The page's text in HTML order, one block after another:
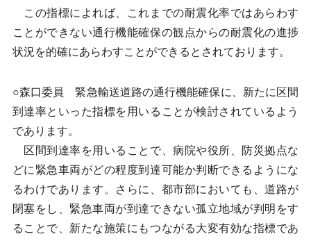
この指標によれば、これまでの耐震化率ではあらわす
ことができない通行機能確保の観点からの耐震化の進捗
状況を的確にあらわすことができるとされております。
○森口委員 緊急輸送道路の通行機能確保に、新たに区間
到達率といった指標を用いることが検討されているよう
であります。
区間到達率を用いることで、病院や役所、防災拠点な
どに緊急車両がどの程度到達可能か判断できるようにな
るわけであります。さらに、都市部においても、道路が
閉塞をし、緊急車両が到達できない孤立地域が判明をす
ることで、新たな施策にもつながる大変有効な指標であ